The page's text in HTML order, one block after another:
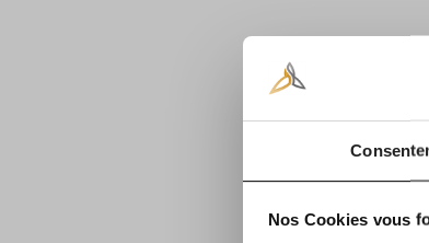
Nos Cookies vous